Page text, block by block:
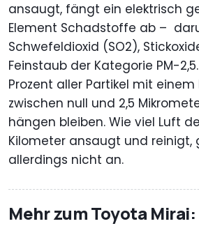
ansaugt, fängt ein elektrisch
Element Schadstoffe ab –
Schwefeldioxid (SO2),
Feinstaub der Kategorie PM-
Prozent aller Partikel mit
zwischen null und 2,5
hängen bleiben. Wie viel Luft
Kilometer ansaugt und reinigt,
allerdings nicht an.
Mehr zum Toyota Mirai: